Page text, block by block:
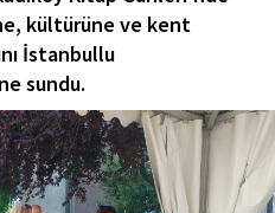
kültürüne ve kent
İstanbullu
sundu.